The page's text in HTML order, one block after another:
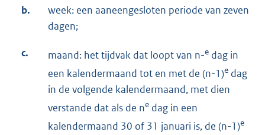
b.
week: een aaneengesloten periode van zeven
dagen;
c. maand: het tijdvak dat loopt van n-e dag in
een kalendermaand tot en met de (n-1)e dag
in de volgende kalendermaand, met dien
verstande dat als de ne dag in een
kalendermaand 30 of 31 januari is, de (n-1)e